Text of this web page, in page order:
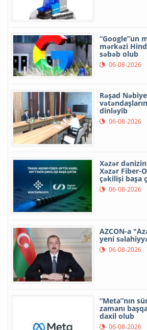
“Google”un
mərkəzi
səbəb olub
06-08-2026
Rəşad
dinləyib
06-08-2026
Xəzər
Xəzər Fiber-
çəkilişi başa
06-08-2026
AZCON-a
yeni
06-08-2026
“Meta”nın
zamanı
daxil olub
06-08-2026